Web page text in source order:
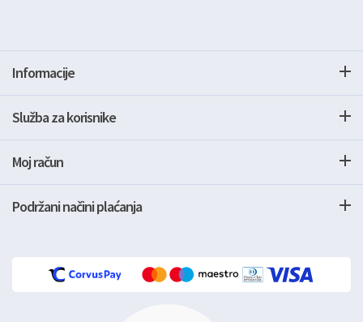
Informacije
Služba za korisnike
Moj račun
Podržani načini plaćanja